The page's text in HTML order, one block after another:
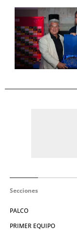
Secciones
PALCO
PRIMER EQUIPO